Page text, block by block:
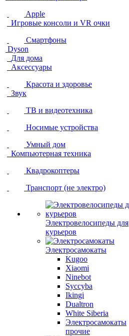
Apple
Игровые консоли и VR очки
Смартфоны
Dyson
Для дома
Аксессуары
Красота и здоровье
Звук
ТВ и видеотехника
Носимые устройства
Умный дом
Компьютерная техника
Квадрокоптеры
Транспорт (не электро)
Электровелосипеды для
курьеров
Электросамокаты
Kugoo
Xiaomi
Ninebot
Syccyba
Ikingi
Dualtron
White Siberia
Электросамокаты
прочие